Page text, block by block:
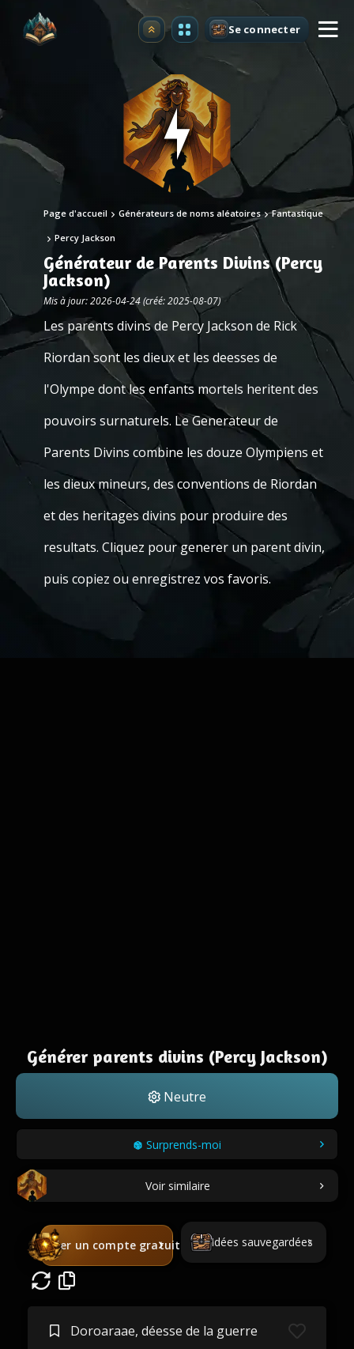
Premium Se connecter
Page d'accueil Générateurs de noms aléatoires Fantastique
Percy Jackson
Générateur de Parents Divins (Percy
Jackson)
Mis à jour: 2026-04-24 (créé: 2025-08-07)
Les parents divins de Percy Jackson de Rick
Riordan sont les dieux et les deesses de
l'Olympe dont les enfants mortels heritent des
pouvoirs surnaturels. Le Generateur de
Parents Divins combine les douze Olympiens et
les dieux mineurs, des conventions de Riordan
et des heritages divins pour produire des
resultats. Cliquez pour generer un parent divin,
puis copiez ou enregistrez vos favoris.
Générer parents divins (Percy Jackson)
Neutre
Surprends-moi
Voir similaire
Créer un compte gratuit Idées sauvegardées
Doroaraae, déesse de la guerre